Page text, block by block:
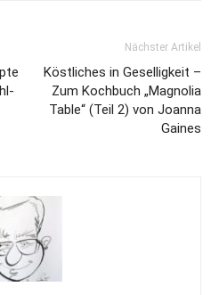
Nächster Artikel
Köstliches in Geselligkeit –
Zum Kochbuch „Magnolia
Table“ (Teil 2) von Joanna
Gaines